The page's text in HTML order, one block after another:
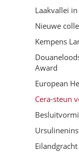
Laakvallei
Nieuwe
Kempens
Award
European
Cera-steun